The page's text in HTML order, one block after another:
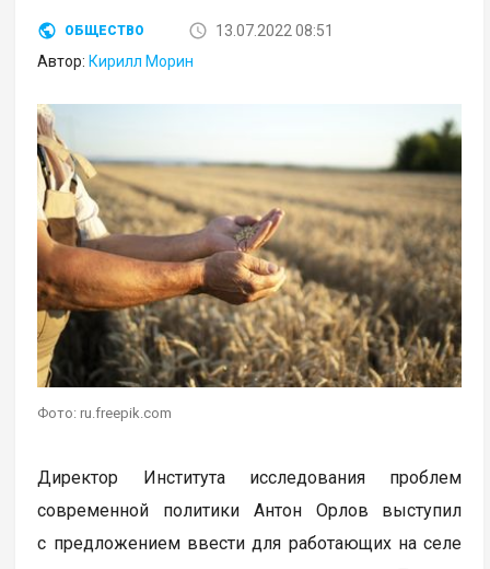
ОБЩЕСТВО
13.07.2022 08:51
Автор: Кирилл Морин
Фото: ru.freepik.com
Директор Института исследования проблем
современной политики Антон Орлов выступил
с предложением ввести для работающих на селе